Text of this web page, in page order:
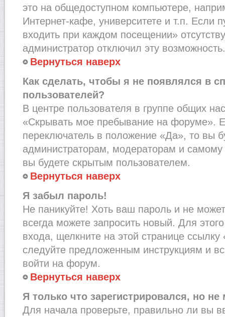
это на общедоступном компьютере,
Интернет-кафе, университете и т.п. Если
входить при каждом посещении»
администратор отключил эту возможность.
Вернуться наверх
Как сделать, чтобы я не появлялся в
пользователей?
В центре пользователя в группе общих
«Скрывать мое пребывание на форуме».
переключатель в положение «Да», то вы
администраторам, модераторам и
вы будете скрытым пользователем.
Вернуться наверх
Я забыл пароль!
Не паникуйте! Хоть ваш пароль и не
всегда можете запросить новый. Для
входа, щелкните на этой странице
следуйте предложенным инструкциям и
войти на форум.
Вернуться наверх
Я только что зарегистрировался, но не
Для начала проверьте, правильно ли вы